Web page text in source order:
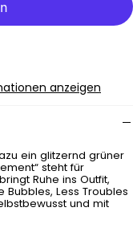
anzeigen
ein glitzernd grüner
steht für
Ruhe ins Outfit,
Less Troubles
und mit